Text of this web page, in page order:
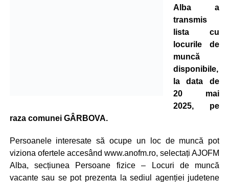
Alba a
transmis
lista cu
locurile de
muncă
disponibile,
la data de
20 mai
2025, pe
raza comunei GÂRBOVA.
Persoanele interesate să ocupe un loc de muncă pot
viziona ofertele accesând www.anofm.ro, selectați AJOFM
Alba, secțiunea Persoane fizice – Locuri de muncă
vacante sau se pot prezenta la sediul agenției judetene